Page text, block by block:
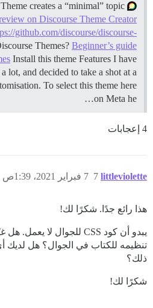
}
creates a “minimal” topic
on Discourse Theme Creator
github.com/discourse/discourse-
Themes? Beginner’s guide
Install this theme Features I have
lot, and decided to take a shot at a
To select this theme here
on Meta he…
4 إعجابات
littleviolette 7 فبراير 2021، 1:39ص 7
هذا رائع جدًا. شكرًا لك!
تنظيمه للكتاب في الجوال؟ هل لديك
ذلك؟
شكرًا لك!